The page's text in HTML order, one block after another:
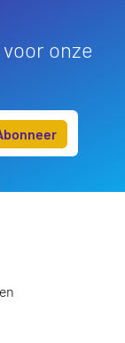
onze